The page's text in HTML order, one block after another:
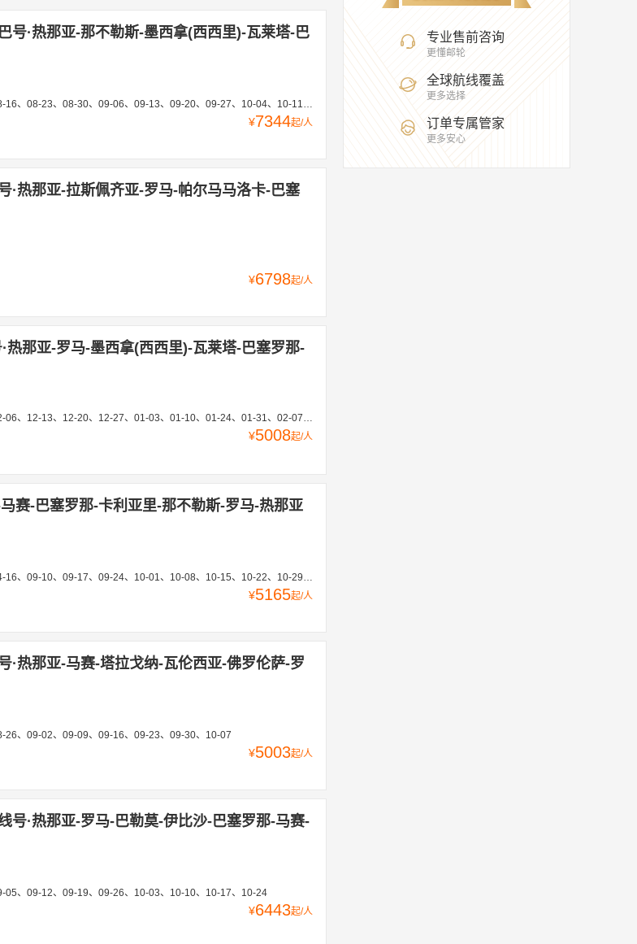
号·热那亚-那不勒斯-墨西拿(西西里)-瓦莱塔-巴
16、08-23、08-30、09-06、09-13、09-20、09-27、10-04、10-11、10-18、10-25
¥7344起/人
·热那亚-拉斯佩齐亚-罗马-帕尔马马洛卡-巴塞
¥6798起/人
热那亚-罗马-墨西拿(西西里)-瓦莱塔-巴塞罗那-
13、12-20、12-27、01-03、01-10、01-24、01-31、02-07、02-14、02-21、02-28、03-07、03-14、03-21、03-28、04-04、04-11、11-07、11-14、11-21、11-28、12-05、12-12、12-19、12-26、01-02、01-09、01-16、01-23、01-30、02-06、02-13、02-27、03-05、03-19、03-26
¥5008起/人
赛-巴塞罗那-卡利亚里-那不勒斯-罗马-热那亚
16、09-10、09-17、09-24、10-01、10-08、10-15、10-22、10-29、11-05
¥5165起/人
·热那亚-马赛-塔拉戈纳-瓦伦西亚-佛罗伦萨-罗
26、09-02、09-09、09-16、09-23、09-30、10-07
¥5003起/人
号·热那亚-罗马-巴勒莫-伊比沙-巴塞罗那-马赛-
05、09-12、09-19、09-26、10-03、10-10、10-17、10-24
¥6443起/人
专业售前咨询
更懂邮轮
全球航线覆盖
更多选择
订单专属管家
更多安心